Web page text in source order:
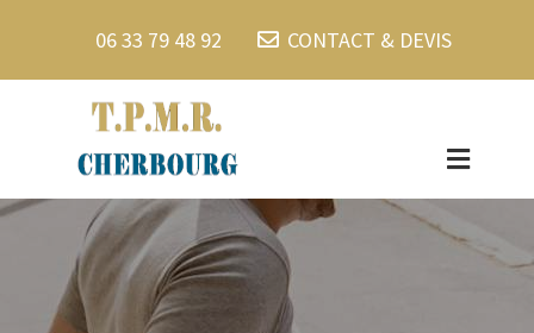
06 33 79 48 92 CONTACT & DEVIS